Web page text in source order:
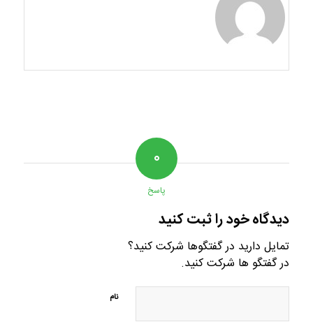
۰
پاسخ
دیدگاه خود را ثبت کنید
تمایل دارید در گفتگوها شرکت کنید؟
در گفتگو ها شرکت کنید.
نام